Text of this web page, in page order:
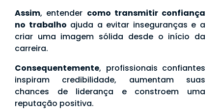
Assim, entender como transmitir confiança
no trabalho ajuda a evitar inseguranças e a
criar uma imagem sólida desde o início da
carreira.
Consequentemente, profissionais confiantes
inspiram credibilidade, aumentam suas
chances de liderança e constroem uma
reputação positiva.